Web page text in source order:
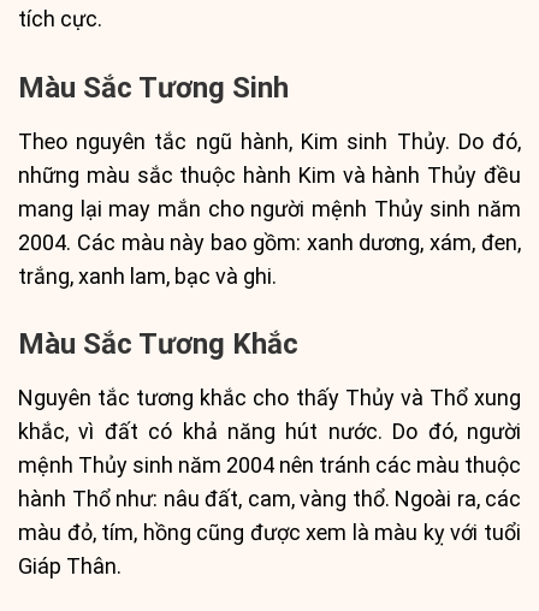
tích cực.
Màu Sắc Tương Sinh
Theo nguyên tắc ngũ hành, Kim sinh Thủy. Do đó,
những màu sắc thuộc hành Kim và hành Thủy đều
mang lại may mắn cho người mệnh Thủy sinh năm
2004. Các màu này bao gồm: xanh dương, xám, đen,
trắng, xanh lam, bạc và ghi.
Màu Sắc Tương Khắc
Nguyên tắc tương khắc cho thấy Thủy và Thổ xung
khắc, vì đất có khả năng hút nước. Do đó, người
mệnh Thủy sinh năm 2004 nên tránh các màu thuộc
hành Thổ như: nâu đất, cam, vàng thổ. Ngoài ra, các
màu đỏ, tím, hồng cũng được xem là màu kỵ với tuổi
Giáp Thân.